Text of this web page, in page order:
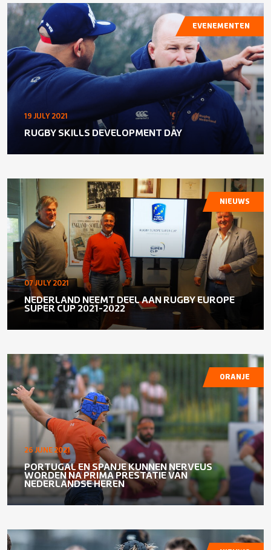
19 JULY 2021
RUGBY SKILLS DEVELOPMENT DAY
EVENEMENTEN
07 JULY 2021
NEDERLAND NEEMT DEEL AAN RUGBY EUROPE
SUPER CUP 2021-2022
NIEUWS
26 JUNE 2021
PORTUGAL EN SPANJE KUNNEN NERVEUS
WORDEN NA PRIMA PRESTATIE VAN
NEDERLANDSE HEREN
ORANJE